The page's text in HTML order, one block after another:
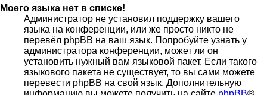
Моего языка нет в списке!
Администратор не установил поддержку вашего
языка на конференции, или же просто никто не
перевёл phpBB на ваш язык. Попробуйте узнать у
администратора конференции, может ли он
установить нужный вам языковой пакет. Если такого
языкового пакета не существует, то вы сами можете
перевести phpBB на свой язык. Дополнительную